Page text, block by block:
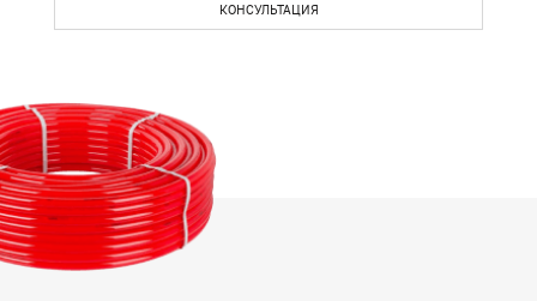
КОНСУЛЬТАЦИЯ